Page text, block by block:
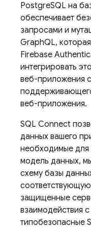
PostgreSQL на
обеспечивает
запросами и
GraphQL,
Firebase
интегрировать
веб-приложения
веб-приложения.
SQL Connect
данных вашего
необходимые для
модель данных,
схему базы
защищенные
взаимодействия
типобезопасные